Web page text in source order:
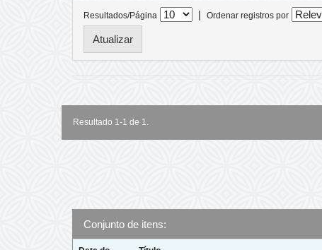
Resultados/Página | Ordenar registros por
Resultado 1-1 de 1.
Conjunto de itens: